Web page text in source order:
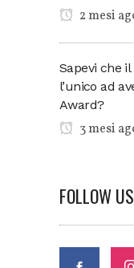
2 mesi
Sapevi che
l’unico ad
Award?
3 mesi
FOLLOW